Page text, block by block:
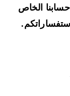
الخاص